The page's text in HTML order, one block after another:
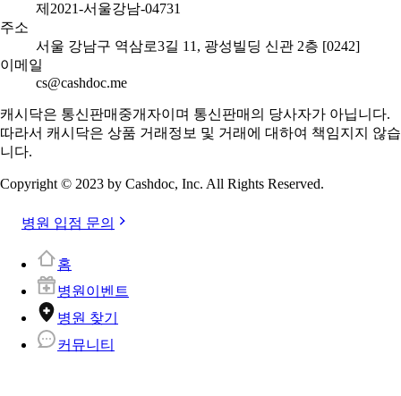
제2021-서울강남-04731
주소
서울 강남구 역삼로3길 11, 광성빌딩 신관 2층 [0242]
이메일
cs@cashdoc.me
캐시닥은 통신판매중개자이며 통신판매의 당사자가 아닙니다.
따라서 캐시닥은 상품 거래정보 및 거래에 대하여 책임지지 않습
니다.
Copyright © 2023 by Cashdoc, Inc. All Rights Reserved.
병원 입점 문의
홈
병원이벤트
병원 찾기
커뮤니티